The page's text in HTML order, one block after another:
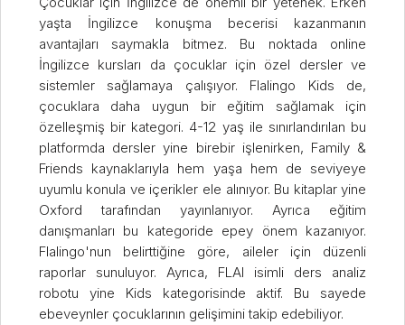
yaşta İngilizce konuşma becerisi kazanmanın
avantajları saymakla bitmez. Bu noktada online
İngilizce kursları da çocuklar için özel dersler ve
sistemler sağlamaya çalışıyor. Flalingo Kids de,
çocuklara daha uygun bir eğitim sağlamak için
özelleşmiş bir kategori. 4-12 yaş ile sınırlandırılan bu
platformda dersler yine birebir işlenirken, Family &
Friends kaynaklarıyla hem yaşa hem de seviyeye
uyumlu konula ve içerikler ele alınıyor. Bu kitaplar yine
Oxford tarafından yayınlanıyor. Ayrıca eğitim
danışmanları bu kategoride epey önem kazanıyor.
Flalingo'nun belirttiğine göre, aileler için düzenli
raporlar sunuluyor. Ayrıca, FLAI isimli ders analiz
robotu yine Kids kategorisinde aktif. Bu sayede
ebeveynler çocuklarının gelişimini takip edebiliyor.